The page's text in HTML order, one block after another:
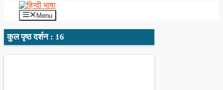
Menu
कुल पृष्ठ दर्शन : 16